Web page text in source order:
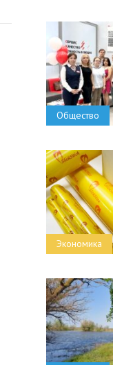
Общество
Экономика